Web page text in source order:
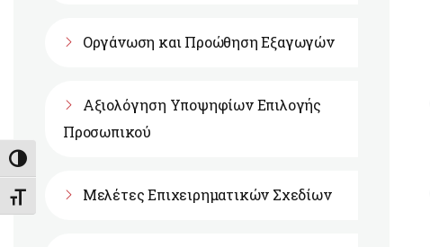
Εναλλαγή Υψηλής Αντίθεσης
Εναλλαγή Μεγέθους Γραμμάτων
Οργάνωση και Προώθηση Εξαγωγών
Αξιολόγηση Υποψηφίων Επιλογής
Προσωπικού
Μελέτες Επιχειρηματικών Σχεδίων